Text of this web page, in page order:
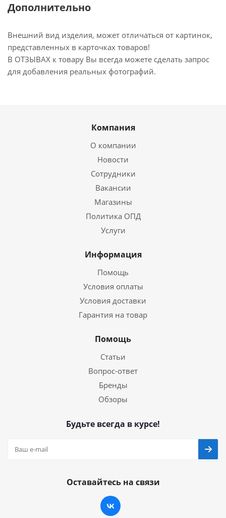
Дополнительно
Внешний вид изделия, может отличаться от картинок,
представленных в карточках товаров!
В ОТЗЫВАХ к товару Вы всегда можете сделать запрос
для добавления реальных фотографий.
Компания
О компании
Новости
Сотрудники
Вакансии
Магазины
Политика ОПД
Услуги
Информация
Помощь
Условия оплаты
Условия доставки
Гарантия на товар
Помощь
Статьи
Вопрос-ответ
Бренды
Обзоры
Будьте всегда в курсе!
Оставайтесь на связи